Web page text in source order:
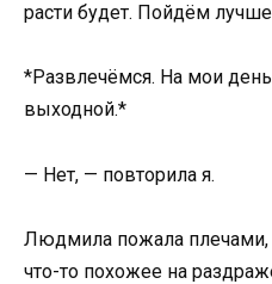
расти будет. Пойдём
*Развлечёмся. На мои
выходной.*
— Нет, — повторила я.
Людмила пожала плечами,
что-то похожее на